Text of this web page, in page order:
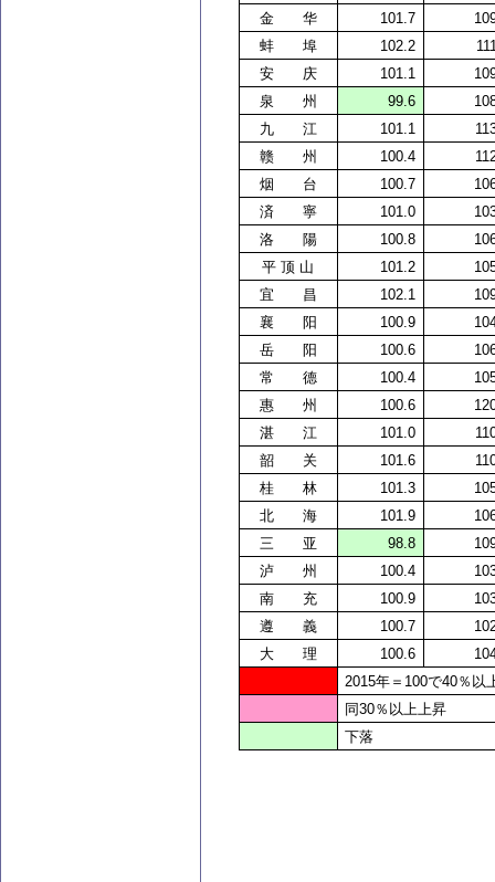
金 华 101.7
蚌 埠
102.2
安 庆 101.1
泉 州
99.6
九 江
101.1
赣州 100.4
烟 台
100.7
済 寧
101.0
洛 陽
100.8
平顶 山 101.2
宜 昌
102.1
襄 阳
100.9
岳 阳
100.6
常 德
100.4
惠 州
100.6
湛 江
101.0
韶 关
101.6
桂 林
101.3
北 海
101.9
三 亚 98.8
泸州 100.4
南 充
100.9
遵 義
100.7
大 理
100.6
2015年＝100で40％以
同30％以上上昇
下落